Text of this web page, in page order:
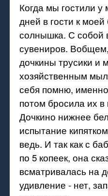
Когда мы гостили
дней в гости к
солнышка. С собой
сувениров.
дочкины трусики и
хозяйственным
себя помню,
потом бросила их в
Дочкино нижнее
испытание
ведь. И так как с
по 5 копеек, она
всматривалась на
удивление - нет,